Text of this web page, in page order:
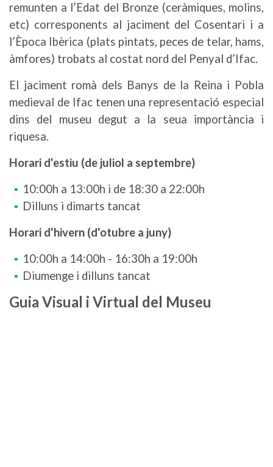
remunten a l’Edat del Bronze (ceràmiques, molins,
etc) corresponents al jaciment del Cosentari i a
l’Època Ibèrica (plats pintats, peces de telar, hams,
àmfores) trobats al costat nord del Penyal d’Ifac.
El jaciment romà dels Banys de la Reina i Pobla
medieval de Ifac tenen una representació especial
dins del museu degut a la seua importància i
riquesa.
Horari d'estiu (de juliol a septembre)
10:00h a 13:00h i de 18:30 a 22:00h
Dilluns i dimarts tancat
Horari d'hivern (d'otubre a juny)
10:00h a 14:00h - 16:30h a 19:00h
Diumenge i dilluns tancat
Guia Visual i Virtual del Museu